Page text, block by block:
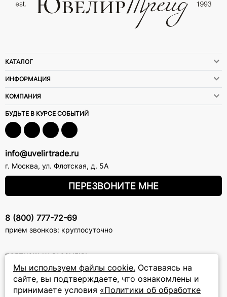
Мы используем файлы cookie. Оставаясь на
сайте, вы подтверждаете, что ознакомлены и
принимаете условия «Политики об обработке
КАТАЛОГ
ИНФОРМАЦИЯ
КОМПАНИЯ
БУДЬТЕ В КУРСЕ СОБЫТИЙ
info@uvelirtrade.ru
г. Москва, ул. Флотская, д. 5А
ПЕРЕЗВОНИТЕ МНЕ
8 (800) 777-72-69
прием звонков: круглосуточно
ПОДПИСКА НА РАССЫЛКУ